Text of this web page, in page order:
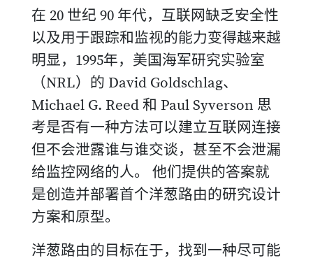
在 20 世纪 90 年代，互联网缺乏安全性
以及用于跟踪和监视的能力变得越来越
明显，1995年，美国海军研究实验室
（NRL）的 David Goldschlag、
Michael G. Reed 和 Paul Syverson 思
考是否有一种方法可以建立互联网连接
但不会泄露谁与谁交谈，甚至不会泄漏
给监控网络的人。 他们提供的答案就
是创造并部署首个洋葱路由的研究设计
方案和原型。
洋葱路由的目标在于，找到一种尽可能